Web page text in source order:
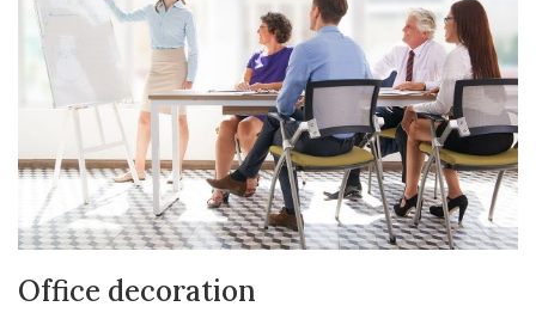
Office decoration